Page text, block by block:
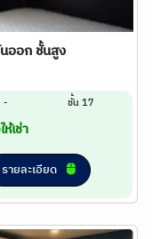
ออก ชั้นสูง
- ชั้น 17
ห้เช่า
รายละเอียด